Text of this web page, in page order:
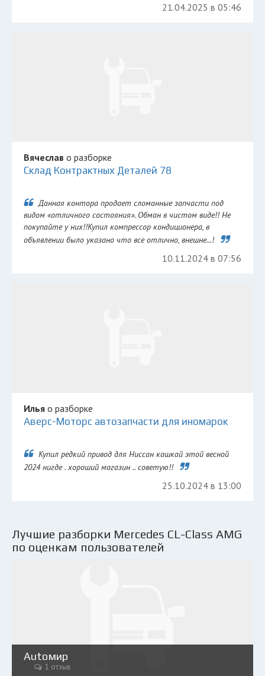
21.04.2025 в 05:46
Вячеслав о разборке
Склад Контрактных Деталей 78
Данная контора продает сломанные запчасти под
видом «отличного состояния». Обман в чистом виде!! Не
покупайте у них!!Купил компрессор кондиционера, в
объявлении было указано что все отлично, внешне...!
10.11.2024 в 07:56
Илья о разборке
Аверс-Моторс автозапчасти для иномарок
Купил редкий привод для Ниссан кашкай этой весной
2024 нигде . хороший магазин .. советую!!
25.10.2024 в 13:00
Лучшие разборки Mercedes CL-Class AMG
по оценкам пользователей
Аutoмир
1 отзыв